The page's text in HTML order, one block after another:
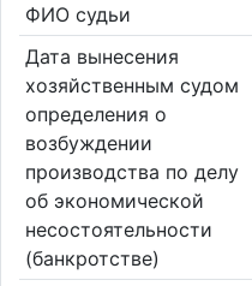
ФИО судьи
Дата вынесения
хозяйственным судом
определения о
возбуждении
производства по делу
об экономической
несостоятельности
(банкротстве)